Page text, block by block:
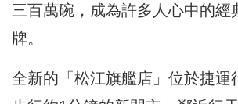
三百萬碗，成為許多人心中的經
牌。
全新的「松江旗艦店」位於捷運